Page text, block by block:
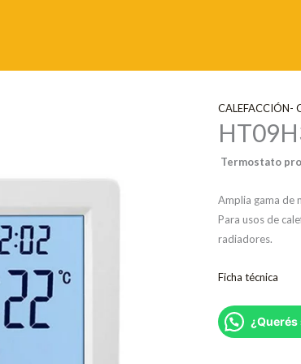
CALEFACCIÓN-
Termostato
Amplia gama de
Para usos de
radiadores.
Ficha técnica